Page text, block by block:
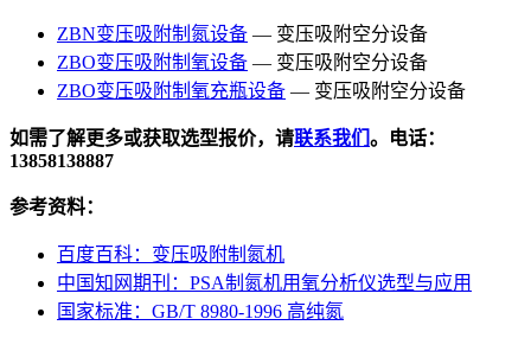
ZBN变压吸附制氮设备 — 变压吸附空分设备
ZBO变压吸附制氧设备 — 变压吸附空分设备
ZBO变压吸附制氧充瓶设备 — 变压吸附空分设备
如需了解更多或获取选型报价，请联系我们 。电话：
13858138887
参考资料：
百度百科：变压吸附制氮机
中国知网期刊：PSA制氮机用氧分析仪选型与应用
国家标准：GB/T 8980-1996 高纯氮